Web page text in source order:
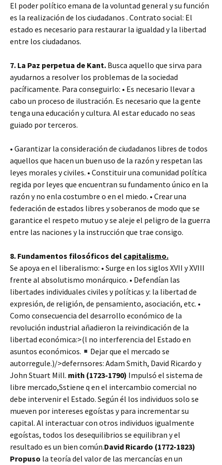
El poder político emana de la voluntad general y su función
es la realización de los ciudadanos . Contrato social: El
estado es necesario para restaurar la igualdad y la libertad
entre los ciudadanos.
7. La Paz perpetua de Kant. Busca aquello que sirva para
ayudarnos a resolver los problemas de la sociedad
pacíficamente. Para conseguirlo: • Es necesario llevar a
cabo un proceso de ilustración. Es necesario que la gente
tenga una educación y cultura. Al estar educado no seas
guiado por terceros.
• Garantizar la consideración de ciudadanos libres de todos
aquellos que hacen un buen uso de la razón y respetan las
leyes morales y civiles. • Constituir una comunidad política
regida por leyes que encuentran su fundamento único en la
razón y no enla costumbre o en el miedo. • Crear una
federación de estados libres y soberanos de modo que se
garantice el respeto mutuo y se aleje el peligro de la guerra
entre las naciones y la instrucción que trae consigo.
8. Fundamentos filosóficos del capitalismo.
Se apoya en el liberalismo: • Surge en los siglos XVII y XVIII
frente al absolutismo monárquico. • Defendían las
libertades individuales civiles y políticas y: la libertad de
expresión, de religión, de pensamiento, asociación, etc. •
Como consecuencia del desarrollo económico de la
revolución industrial añadieron la reivindicación de la
libertad económica:>(l no interferencia del Estado en
asuntos económicos.
Dejar que el mercado se
autorregule.)/>defernsores: Adam Smith, David Ricardo y
John Stuart Mill. mith (1723-1790) Impulsó el sistema de
libre mercado,Sstiene q en el intercambio comercial no
debe intervenir el Estado. Según él los individuos solo se
mueven por intereses egoístas y para incrementar su
capital. Al interactuar con otros individuos igualmente
egoístas, todos los desequilibrios se equilibran y el
resultado es un bien común.David Ricardo (1772-1823)
Propuso la teoría del valor de las mercancías en un